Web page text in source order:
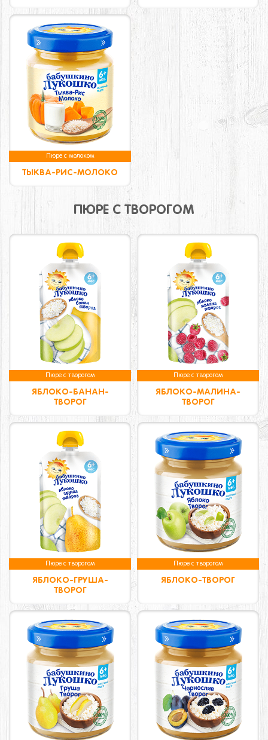
Пюре с молоком
ТЫКВА-РИС-МОЛОКО
ПЮРЕ С ТВОРОГОМ
Пюре с творогом
ЯБЛОКО-БАНАН-
ТВОРОГ
Пюре с творогом
ЯБЛОКО-МАЛИНА-
ТВОРОГ
Пюре с творогом
ЯБЛОКО-ГРУША-
ТВОРОГ
Пюре с творогом
ЯБЛОКО-ТВОРОГ